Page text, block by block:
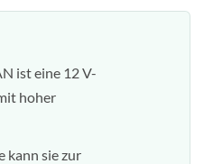
ist eine 12 V-
hoher
kann sie zur